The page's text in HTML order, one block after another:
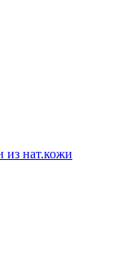
нат.кожи